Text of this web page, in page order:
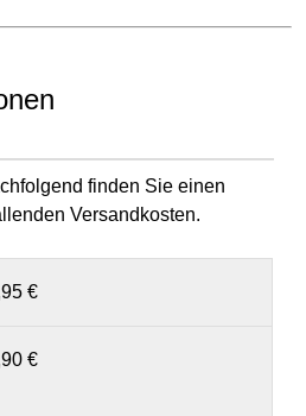
finden Sie einen
Versandkosten.
€
€